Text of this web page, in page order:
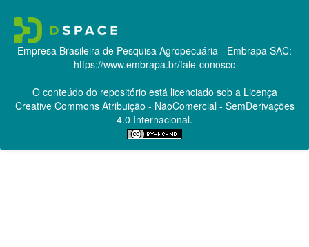
Empresa Brasileira de Pesquisa Agropecuária - Embrapa SAC:
https://www.embrapa.br/fale-conosco
O conteúdo do repositório está licenciado sob a Licença
Creative CommonsAtribuição - NãoComercial - SemDerivações
4.0 Internacional.